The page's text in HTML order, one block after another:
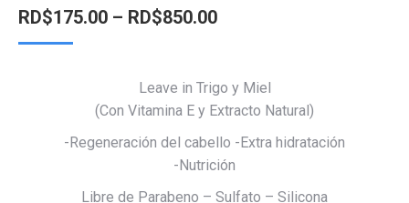
RD$175.00 – RD$850.00
Leave in Trigo y Miel
(Con Vitamina E y Extracto Natural)
-Regeneración del cabello -Extra hidratación
-Nutrición
Libre de Parabeno – Sulfato – Silicona